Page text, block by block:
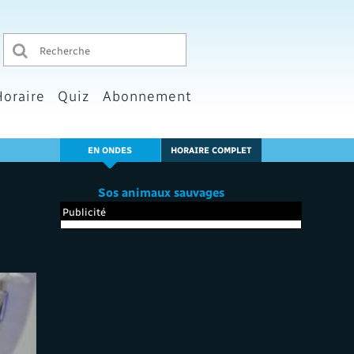
Quiz Abonnement
EN ONDES HORAIRE COMPLET
Sos animaux sauvages
Publicité